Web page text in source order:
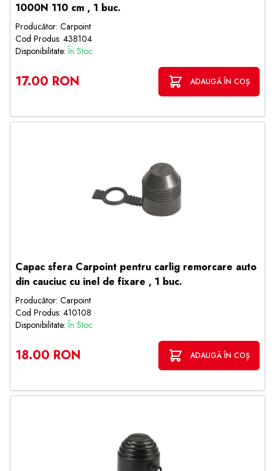
1000N 110 cm , 1 buc.
Producător: Carpoint
Cod Produs: 438104
Disponibilitate:În Stoc
17.00 RON ADAUGĂ ÎN COȘ
Capac sfera Carpoint pentru carlig remorcare auto
din cauciuc cu inel de fixare , 1 buc.
Producător: Carpoint
Cod Produs: 410108
Disponibilitate:În Stoc
18.00 RON ADAUGĂ ÎN COȘ